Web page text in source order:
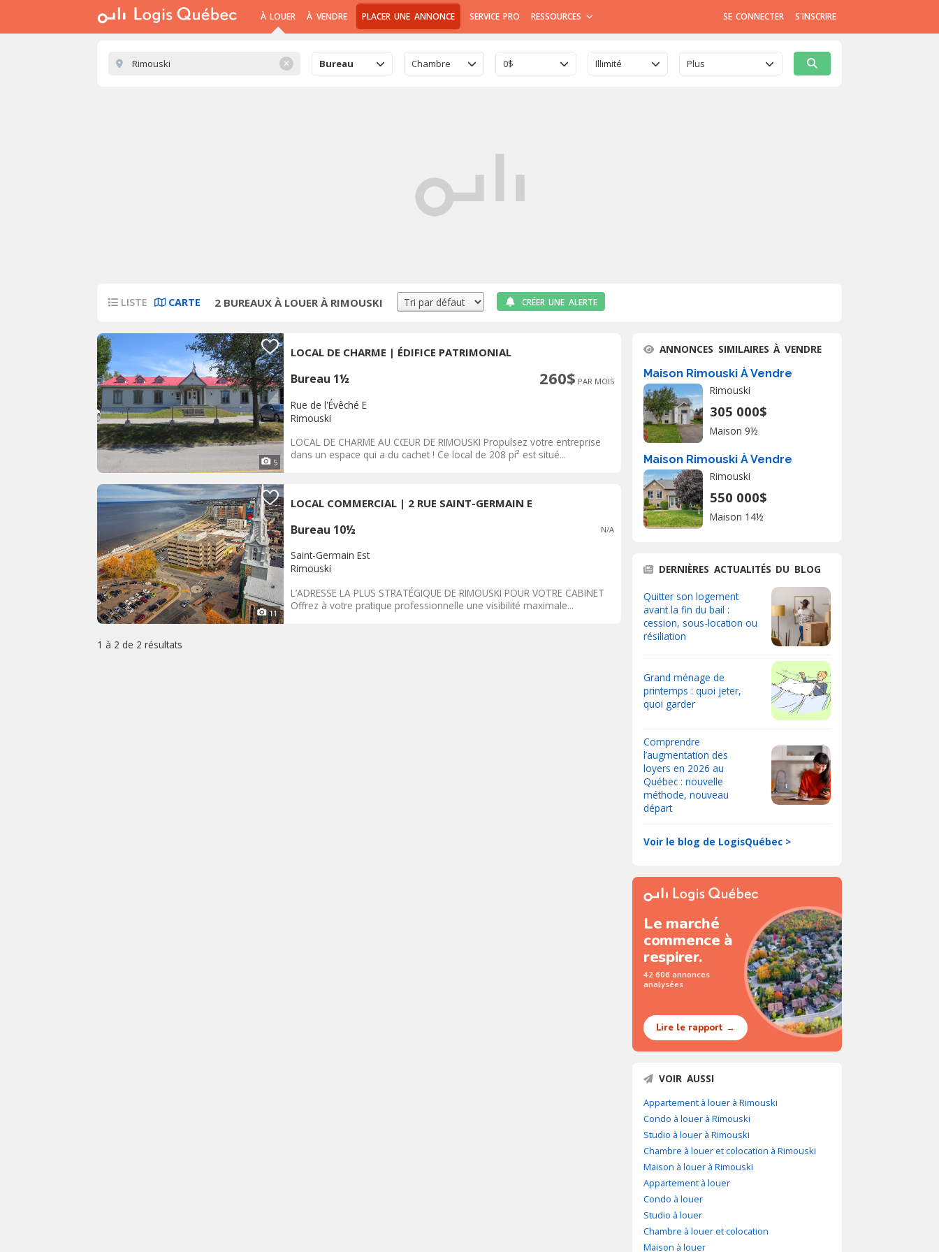
À LOUER À VENDRE PLACER UNE ANNONCE SERVICE PRO RESSOURCES SE CONNECTER S'INSCRIRE
✕ Bureau Chambre 0$ Illimité Plus
LISTE CARTE 2 BUREAUX À LOUER À RIMOUSKI CRÉER UNE ALERTE
5
LOCAL DE CHARME | ÉDIFICE PATRIMONIAL
Bureau 1½ 260$ PAR MOIS
Rue de l'Évêché E
Rimouski
LOCAL DE CHARME AU CŒUR DE RIMOUSKI Propulsez votre entreprise
dans un espace qui a du cachet ! Ce local de 208 pi² est situé...
11
LOCAL COMMERCIAL | 2 RUE SAINT-GERMAIN E
Bureau 10½ N/A
Saint-Germain Est
Rimouski
L’ADRESSE LA PLUS STRATÉGIQUE DE RIMOUSKI POUR VOTRE CABINET
Offrez à votre pratique professionnelle une visibilité maximale...
1 à 2 de 2 résultats
ANNONCES SIMILAIRES À VENDRE
Maison Rimouski À Vendre
Rimouski
305 000$
Maison 9½
Maison Rimouski À Vendre
Rimouski
550 000$
Maison 14½
DERNIÈRES ACTUALITÉS DU BLOG
Quitter son logement
avant la fin du bail :
cession, sous-location ou
résiliation
Grand ménage de
printemps : quoi jeter,
quoi garder
Comprendre
l’augmentation des
loyers en 2026 au
Québec : nouvelle
méthode, nouveau
départ
Voir le blog de LogisQuébec >
Le marché
commence à
respirer.
42 606 annonces
analysées
Lire le rapport →
VOIR AUSSI
Appartement à louer à Rimouski
Condo à louer à Rimouski
Studio à louer à Rimouski
Chambre à louer et colocation à Rimouski
Maison à louer à Rimouski
Appartement à louer
Condo à louer
Studio à louer
Chambre à louer et colocation
Maison à louer